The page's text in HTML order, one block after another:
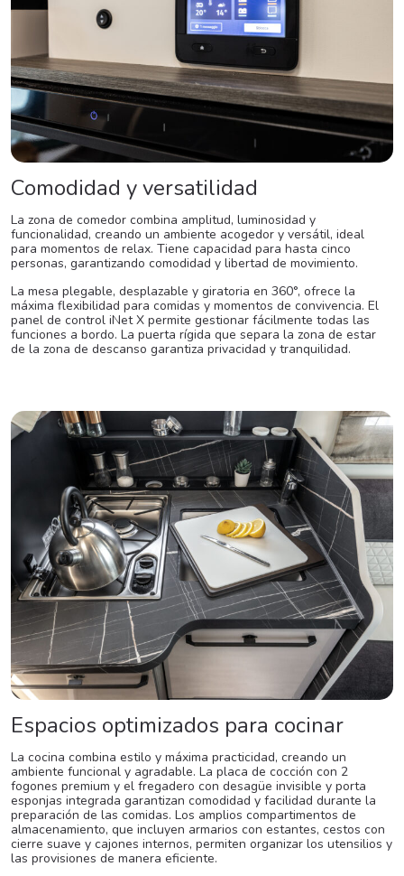
Comodidad y versatilidad
La zona de comedor combina amplitud, luminosidad y
funcionalidad, creando un ambiente acogedor y versátil, ideal
para momentos de relax. Tiene capacidad para hasta cinco
personas, garantizando comodidad y libertad de movimiento.
La mesa plegable, desplazable y giratoria en 360°, ofrece la
máxima flexibilidad para comidas y momentos de convivencia. El
panel de control iNet X permite gestionar fácilmente todas las
funciones a bordo. La puerta rígida que separa la zona de estar
de la zona de descanso garantiza privacidad y tranquilidad.
Espacios optimizados para cocinar
La cocina combina estilo y máxima practicidad, creando un
ambiente funcional y agradable. La placa de cocción con 2
fogones premium y el fregadero con desagüe invisible y porta
esponjas integrada garantizan comodidad y facilidad durante la
preparación de las comidas. Los amplios compartimentos de
almacenamiento, que incluyen armarios con estantes, cestos con
cierre suave y cajones internos, permiten organizar los utensilios y
las provisiones de manera eficiente.